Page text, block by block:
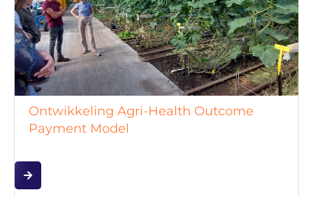
Ontwikkeling Agri-Health Outcome
Payment Model